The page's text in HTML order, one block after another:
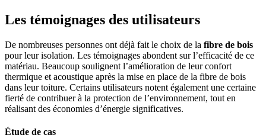
Les témoignages des utilisateurs
De nombreuses personnes ont déjà fait le choix de la fibre de bois
pour leur isolation. Les témoignages abondent sur l’efficacité de ce
matériau. Beaucoup soulignent l’amélioration de leur confort
thermique et acoustique après la mise en place de la fibre de bois
dans leur toiture. Certains utilisateurs notent également une certaine
fierté de contribuer à la protection de l’environnement, tout en
réalisant des économies d’énergie significatives.
Étude de cas